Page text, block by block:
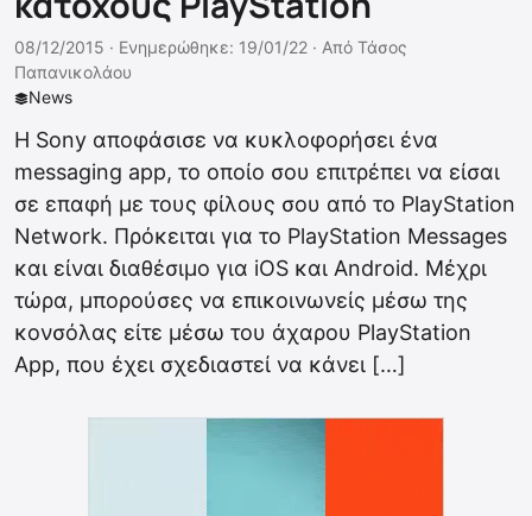
News
08/12/2015 · Ενημερώθηκε: 19/01/22 · Από Τάσος
Παπανικολάου
Η Sony αποφάσισε να κυκλοφορήσει ένα
messaging app, το οποίο σου επιτρέπει να είσαι
σε επαφή με τους φίλους σου από το PlayStation
Network. Πρόκειται για το PlayStation Messages
και είναι διαθέσιμο για iOS και Android. Μέχρι
τώρα, μπορούσες να επικοινωνείς μέσω της
κονσόλας είτε μέσω του άχαρου PlayStation
App, που έχει σχεδιαστεί να κάνει […]